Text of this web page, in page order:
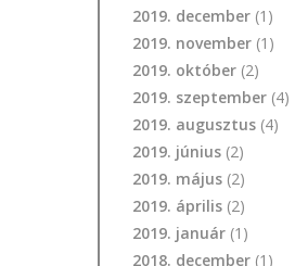
2019. december (1)
2019. november (1)
2019. október (2)
2019. szeptember (4)
2019. augusztus (4)
2019. június (2)
2019. május (2)
2019. április (2)
2019. január (1)
2018. december (1)